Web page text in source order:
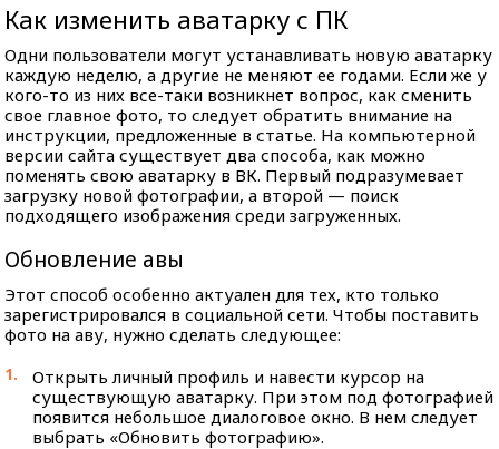
Как изменить аватарку с ПК
Одни пользователи могут устанавливать новую аватарку
каждую неделю, а другие не меняют ее годами. Если же у
кого-то из них все-таки возникнет вопрос, как сменить
свое главное фото, то следует обратить внимание на
инструкции, предложенные в статье. На компьютерной
версии сайта существует два способа, как можно
поменять свою аватарку в ВК. Первый подразумевает
загрузку новой фотографии, а второй — поиск
подходящего изображения среди загруженных.
Обновление авы
Этот способ особенно актуален для тех, кто только
зарегистрировался в социальной сети. Чтобы поставить
фото на аву, нужно сделать следующее:
Открыть личный профиль и навести курсор на
существующую аватарку. При этом под фотографией
появится небольшое диалоговое окно. В нем следует
выбрать «Обновить фотографию».